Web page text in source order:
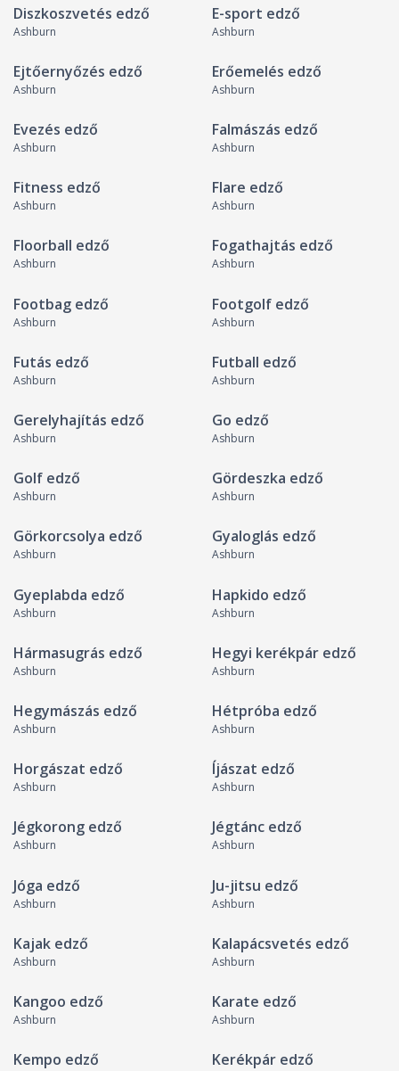
Diszkoszvetés edző
Ashburn
E-sport edző
Ashburn
Ejtőernyőzés edző
Ashburn
Erőemelés edző
Ashburn
Evezés edző
Ashburn
Falmászás edző
Ashburn
Fitness edző
Ashburn
Flare edző
Ashburn
Floorball edző
Ashburn
Fogathajtás edző
Ashburn
Footbag edző
Ashburn
Footgolf edző
Ashburn
Futás edző
Ashburn
Futball edző
Ashburn
Gerelyhajítás edző
Ashburn
Go edző
Ashburn
Golf edző
Ashburn
Gördeszka edző
Ashburn
Görkorcsolya edző
Ashburn
Gyaloglás edző
Ashburn
Gyeplabda edző
Ashburn
Hapkido edző
Ashburn
Hármasugrás edző
Ashburn
Hegyi kerékpár edző
Ashburn
Hegymászás edző
Ashburn
Hétpróba edző
Ashburn
Horgászat edző
Ashburn
Íjászat edző
Ashburn
Jégkorong edző
Ashburn
Jégtánc edző
Ashburn
Jóga edző
Ashburn
Ju-jitsu edző
Ashburn
Kajak edző
Ashburn
Kalapácsvetés edző
Ashburn
Kangoo edző
Ashburn
Karate edző
Ashburn
Kempo edző Kerékpár edző